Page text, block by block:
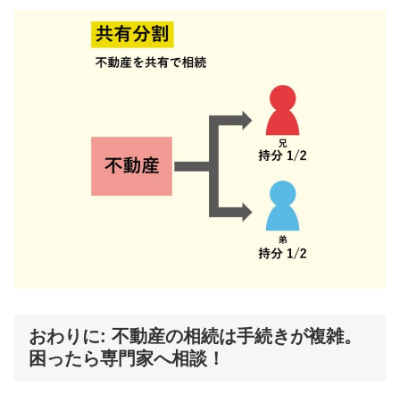
おわりに: 不動産の相続は手続きが複雑。
困ったら専門家へ相談！